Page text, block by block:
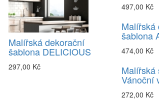
Malířská dekorační
šablona DELICIOUS
297,00 Kč
497,00 Kč
Malířská
šablona
474,00 Kč
Malířská
Vánoční
272,00 Kč